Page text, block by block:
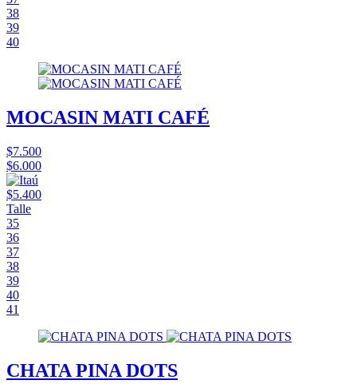
38
39
40
MOCASIN MATI CAFÉ
$7.500
$6.000
$5.400
Talle
35
36
37
38
39
40
41
CHATA PINA DOTS